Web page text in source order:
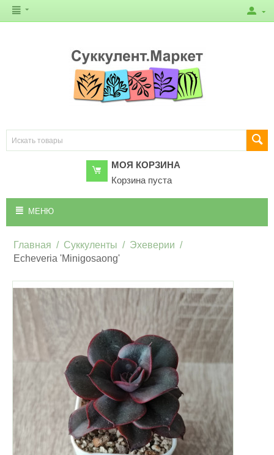
МОЯ КОРЗИНА
Корзина пуста
МЕНЮ
Главная / Суккуленты / Эхеверии /
Echeveria 'Minigosaong'